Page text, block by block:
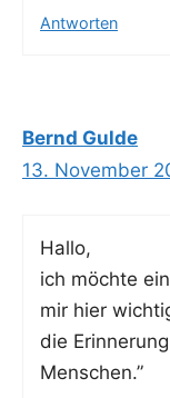
Antworten
Bernd Gulde
13. November
Hal­lo,
ich möch­te
mir hier
die
Menschen.”